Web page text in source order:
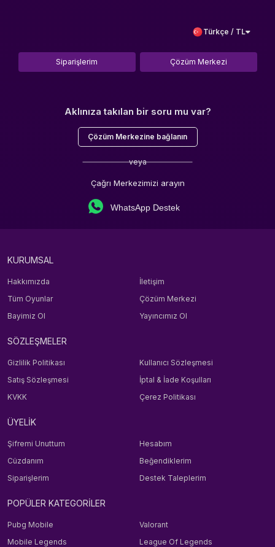
Türkçe / TL
Siparişlerim Çözüm Merkezi
Aklınıza takılan bir soru mu var?
Çözüm Merkezine bağlanın
veya
Çağrı Merkezimizi arayın
WhatsApp Destek
KURUMSAL
Hakkımızda
İletişim
Tüm Oyunlar
Çözüm Merkezi
Bayimiz Ol
Yayıncımız Ol
SÖZLEŞMELER
Gizlilik Politikası
Kullanıcı Sözleşmesi
Satış Sözleşmesi
İptal & İade Koşulları
KVKK
Çerez Politikası
ÜYELİK
Şifremi Unuttum
Hesabım
Cüzdanım
Beğendiklerim
Siparişlerim
Destek Taleplerim
POPÜLER KATEGORİLER
Pubg Mobile
Valorant
Mobile Legends
League Of Legends